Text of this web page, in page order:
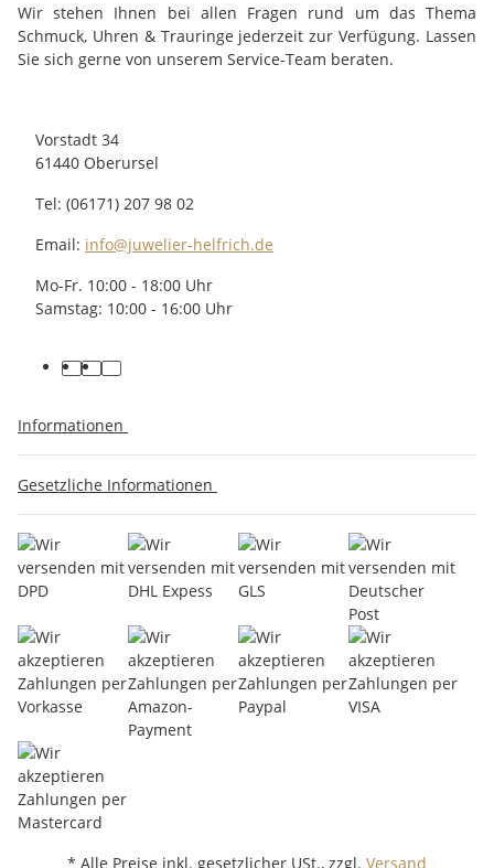
Wir stehen Ihnen bei allen Fragen rund um das Thema
Schmuck, Uhren & Trauringe jederzeit zur Verfügung. Lassen
Sie sich gerne von unserem Service-Team beraten.
Vorstadt 34
61440 Oberursel
Tel: (06171) 207 98 02
Email: info@juwelier-helfrich.de
Mo-Fr. 10:00 - 18:00 Uhr
Samstag: 10:00 - 16:00 Uhr
Informationen
Gesetzliche Informationen
* Alle Preise inkl. gesetzlicher USt., zzgl. Versand